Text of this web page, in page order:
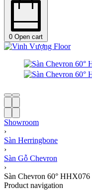
0 Open cart
Showroom
›
Sàn Herringbone
›
Sàn Gỗ Chevron
›
Sàn Chevron 60° HHX076
Product navigation